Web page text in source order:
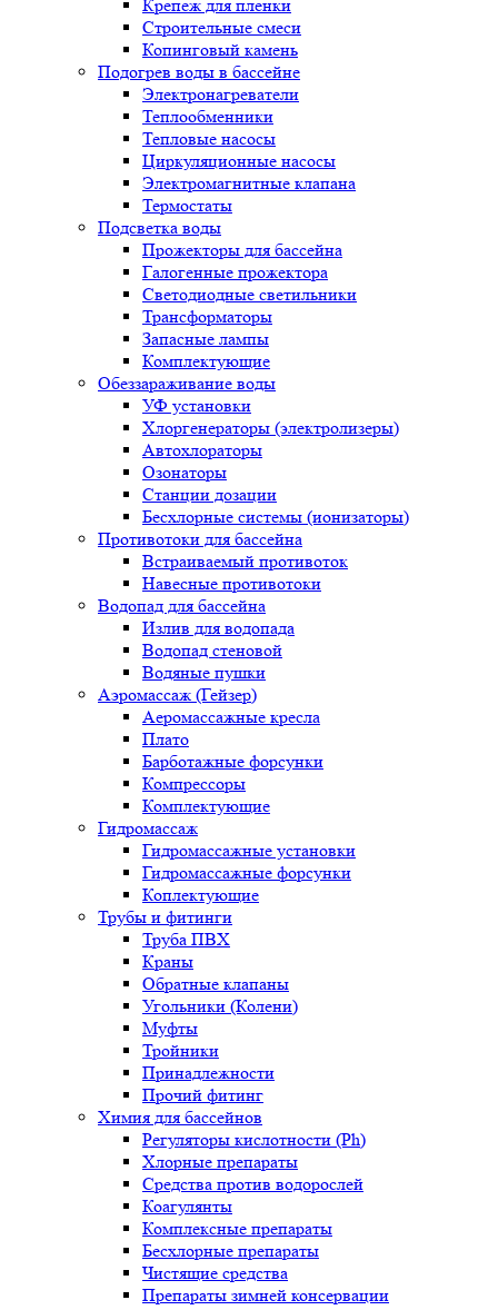
Крепеж для пленки
Строительные смеси
Копинговый камень
Подогрев воды в бассейне
Электронагреватели
Теплообменники
Тепловые насосы
Циркуляционные насосы
Электромагнитные клапана
Термостаты
Подсветка воды
Прожекторы для бассейна
Галогенные прожектора
Светодиодные светильники
Трансформаторы
Запасные лампы
Комплектующие
Обеззараживание воды
УФ установки
Хлоргенераторы (электролизеры)
Автохлораторы
Озонаторы
Станции дозации
Бесхлорные системы (ионизаторы)
Противотоки для бассейна
Встраиваемый противоток
Навесные противотоки
Водопад для бассейна
Излив для водопада
Водопад стеновой
Водяные пушки
Аэромассаж (Гейзер)
Аеромассажные кресла
Плато
Барботажные форсунки
Компрессоры
Комплектующие
Гидромассаж
Гидромассажные установки
Гидромассажные форсунки
Коплектующие
Трубы и фитинги
Труба ПВХ
Краны
Обратные клапаны
Угольники (Колени)
Муфты
Тройники
Принадлежности
Прочий фитинг
Химия для бассейнов
Регуляторы кислотности (Ph)
Хлорные препараты
Средства против водорослей
Коагулянты
Комплексные препараты
Бесхлорные препараты
Чистящие средства
Препараты зимней консервации